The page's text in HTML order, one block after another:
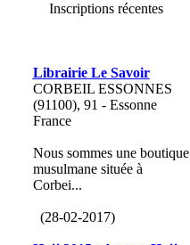
Inscriptions récentes
Librairie Le Savoir
CORBEIL ESSONNES
(91100), 91 - Essonne
France
Nous sommes une boutique
musulmane située à
Corbei...
(28-02-2017)